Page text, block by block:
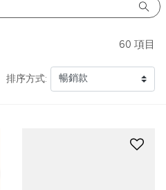
60 項目
排序方式: